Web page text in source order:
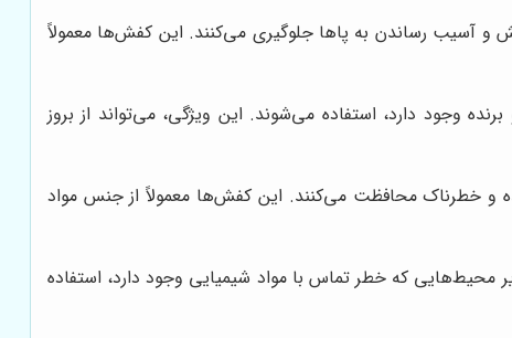
و آسیب رساندن به پاها جلوگیری می‌کنند. این کفش‌ها معمولاً
وجود دارد، استفاده می‌شوند. این ویژگی، می‌تواند از بروز
و خطرناک محافظت می‌کنند. این کفش‌ها معمولاً از جنس مواد
محیط‌هایی که خطر تماس با مواد شیمیایی وجود دارد، استفاده